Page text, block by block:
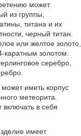
может
из группы,
титана и их
черный титан.
или желтое золото,
каратным золотом.
серебро,
иметь корпус
метеорита.
в себя
имеет